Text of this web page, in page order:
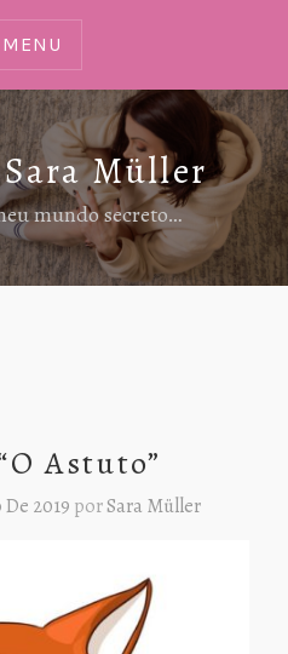
MENU
Müller
mundo secreto…
Astuto”
2019 porSara Müller